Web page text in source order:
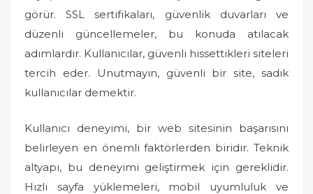
görür. SSL sertifikaları, güvenlik duvarları ve
düzenli güncellemeler, bu konuda atılacak
adımlardır. Kullanıcılar, güvenli hissettikleri siteleri
tercih eder. Unutmayın, güvenli bir site, sadık
kullanıcılar demektir.
Kullanıcı deneyimi, bir web sitesinin başarısını
belirleyen en önemli faktörlerden biridir. Teknik
altyapı, bu deneyimi geliştirmek için gereklidir.
Hızlı sayfa yüklemeleri, mobil uyumluluk ve